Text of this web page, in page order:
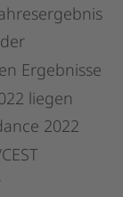
der
Ergebnisse
liegen
2022